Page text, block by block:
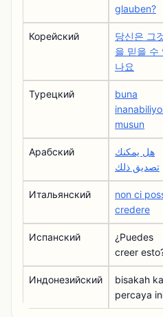
glauben?
Корейский
당신은 그
을 믿을 수
나요
Турецкий
buna
musun
Арабский
هل يمكنك
تصديق ذلك
Итальянский
non ci
credere
Испанский
¿Puedes
creer
Индонезийский
bisakah
percaya